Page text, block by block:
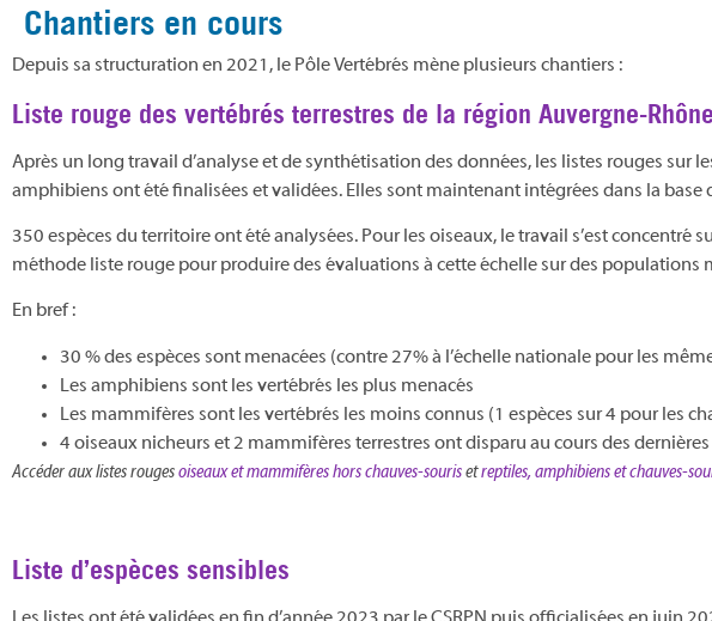
Chantiers en cours
Depuis sa structuration en 2021, le Pôle Vertébrés mène plusieurs chantiers :
Liste rouge des vertébrés terrestres de la région Auvergne-
Après un long travail d’analyse et de synthétisation des données, les listes rouges sur
amphibiens ont été finalisées et validées. Elles sont maintenant intégrées dans la base
350 espèces du territoire ont été analysées. Pour les oiseaux, le travail s’est concentré
méthode liste rouge pour produire des évaluations à cette échelle sur des populations
En bref :
30 % des espèces sont menacées (contre 27% à l’échelle nationale pour les
Les amphibiens sont les vertébrés les plus menacés
Les mammifères sont les vertébrés les moins connus (1 espèces sur 4 pour les
4 oiseaux nicheurs et 2 mammifères terrestres ont disparu au cours des
Accéder aux listes rougesoiseaux et mammifères hors chauves-sourisetreptiles, amphibiens et chauves-
Liste d’espèces sensibles